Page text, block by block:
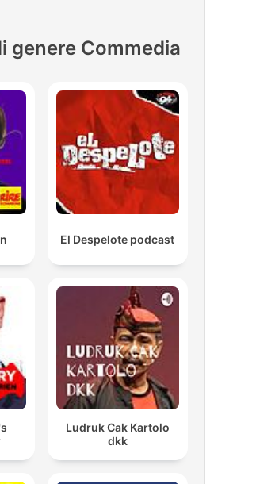
genere Commedia
El Despelote podcast
Ludruk Cak Kartolo
dkk